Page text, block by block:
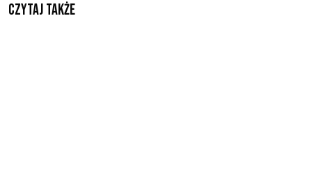
Czytaj także